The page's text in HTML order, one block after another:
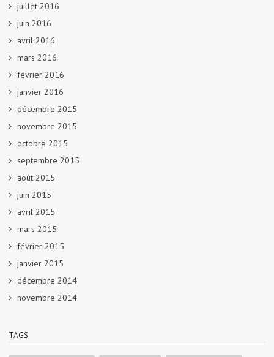
juillet 2016
juin 2016
avril 2016
mars 2016
février 2016
janvier 2016
décembre 2015
novembre 2015
octobre 2015
septembre 2015
août 2015
juin 2015
avril 2015
mars 2015
février 2015
janvier 2015
décembre 2014
novembre 2014
TAGS